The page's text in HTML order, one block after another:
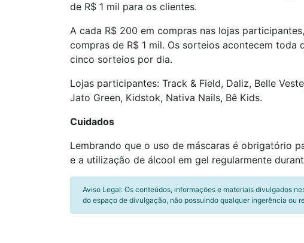
de R$ 1 mil para os clientes.
A cada R$ 200 em compras nas lojas
compras de R$ 1 mil. Os sorteios acontecem
cinco sorteios por dia.
Lojas participantes: Track & Field, Daliz, Belle
Jato Green, Kidstok, Nativa Nails, Bê Kids.
Cuidados
Lembrando que o uso de máscaras é obrigatório
e a utilização de álcool em gel regularmente
Aviso Legal: Os conteúdos, informações e materiais divulgados
do espaço de divulgação, não possuindo qualquer ingerência ou